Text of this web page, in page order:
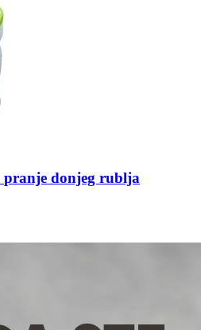
pranje donjeg rublja